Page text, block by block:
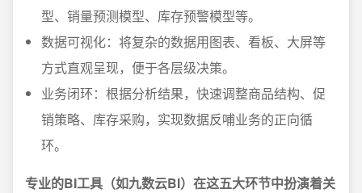
型、销量预测模型、库存预警模型等。
数据可视化：将复杂的数据用图表、看板、大屏等
方式直观呈现，便于各层级决策。
业务闭环：根据分析结果，快速调整商品结构、促
销策略、库存采购，实现数据反哺业务的正向循
环。
专业的BI工具（如九数云BI）在这五大环节中扮演着关